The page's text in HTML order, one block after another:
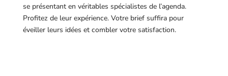
se présentant en véritables spécialistes de l’agenda.
Profitez de leur expérience. Votre brief suffira pour
éveiller leurs idées et combler votre satisfaction.